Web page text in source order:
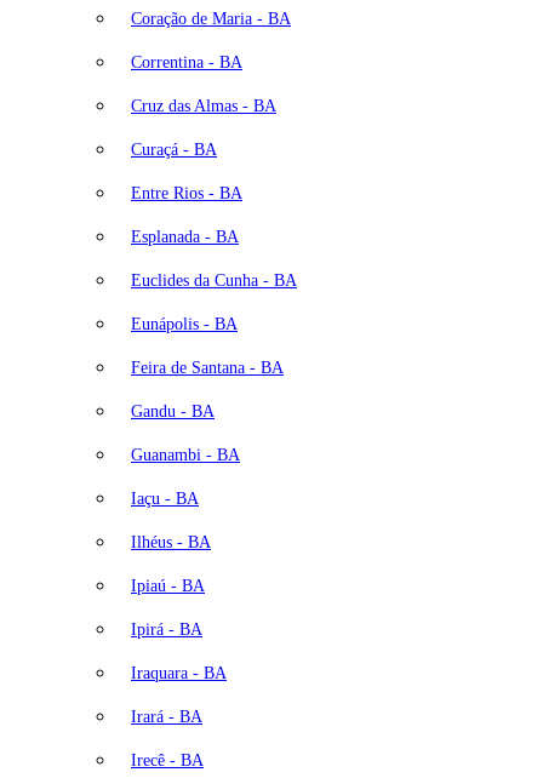
Coração de Maria - BA
Correntina - BA
Cruz das Almas - BA
Curaçá - BA
Entre Rios - BA
Esplanada - BA
Euclides da Cunha - BA
Eunápolis - BA
Feira de Santana - BA
Gandu - BA
Guanambi - BA
Iaçu - BA
Ilhéus - BA
Ipiaú - BA
Ipirá - BA
Iraquara - BA
Irará - BA
Irecê - BA